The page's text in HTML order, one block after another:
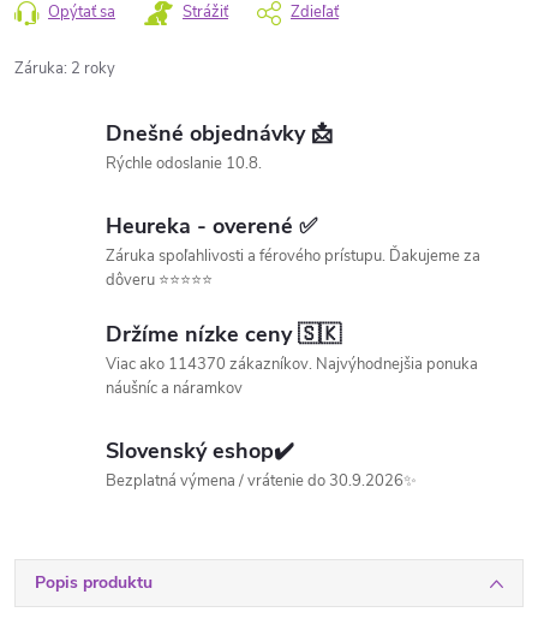
Opýtať sa Strážiť Zdieľať
Záruka: 2 roky
Dnešné objednávky 📩
Rýchle odoslanie 10.8.
Heureka - overené ✅
Záruka spoľahlivosti a férového prístupu. Ďakujeme za
dôveru ⭐⭐⭐⭐⭐
Držíme nízke ceny 🇸🇰
Viac ako 114370 zákazníkov. Najvýhodnejšia ponuka
náušníc a náramkov
Slovenský eshop✔️
Bezplatná výmena / vrátenie do 30.9.2026✨
Popis produktu